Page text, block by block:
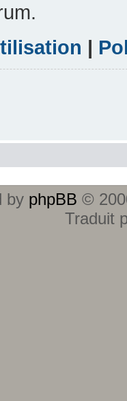
|
by phpBB ©
Traduit